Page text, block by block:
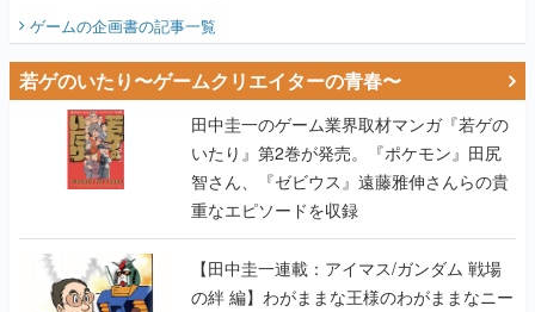
ビュー】
ゲームの企画書の記事一覧
若ゲのいたり〜ゲームクリエイターの青春〜
田中圭一のゲーム業界取材マンガ『若ゲの
いたり』第2巻が発売。『ポケモン』田尻
智さん、『ゼビウス』遠藤雅伸さんらの貴
重なエピソードを収録
【田中圭一連載：アイマス/ガンダム 戦場
の絆 編】わがままな王様のわがままなニー